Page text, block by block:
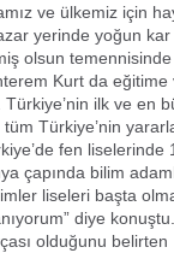
ve ülkemiz için
yerinde yoğun
olsun
Kurt da
ilk ve en
Türkiye’nin
fen
çapında bilim
liseleri başta
diye
olduğunu